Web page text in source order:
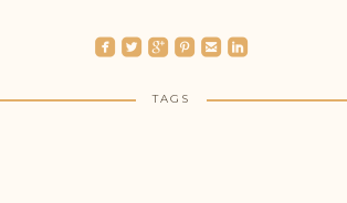
roundedfacebook roundedtwitterbird roundedgoogleplus roundedpinterest roundedemail roundedlinkedin
TAGS